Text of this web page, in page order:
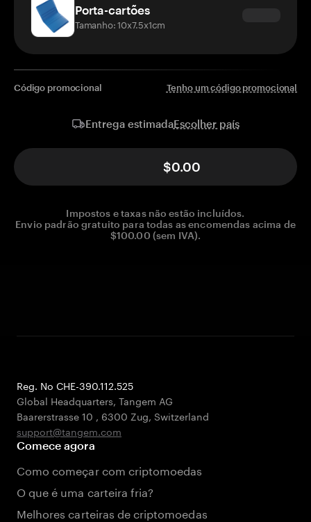
Porta-cartões
Tamanho: 10x7.5x1cm
Código promocional Tenho um código promocional
Entrega estimadaEscolher país
$0.00
Impostos e taxas não estão incluídos.
Envio padrão gratuito para todas as encomendas acima de
$100.00 (sem IVA).
Reg. No CHE-390.112.525
Global Headquarters, Tangem AG
Baarerstrasse 10 , 6300 Zug, Switzerland
support@tangem.com
Comece agora
Como começar com criptomoedas
O que é uma carteira fria?
Melhores carteiras de criptomoedas